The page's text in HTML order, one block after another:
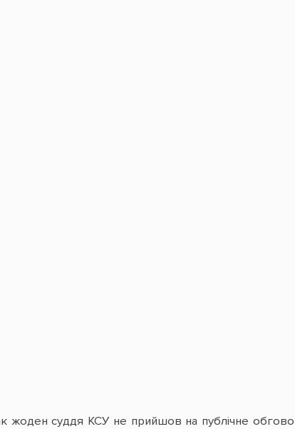
жоден суддя КСУ не прийшов на публічне